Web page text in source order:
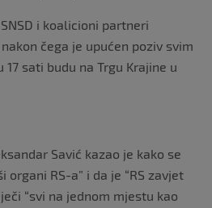
i koalicioni partneri
čega je upućen poziv svim
sati budu na Trgu Krajine u
Savić kazao je kako se
RS-a” i da je “RS zavjet
“svi na jednom mjestu kao